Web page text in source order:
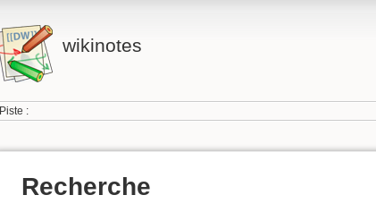
wikinotes
Piste :
Recherche